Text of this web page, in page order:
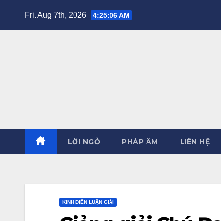
Fri. Aug 7th, 2026 4:25:07 AM
LỜI NGỎ PHÁP ÂM LIÊN HỆ
KINH ĐIỂN LUẬN GIẢI